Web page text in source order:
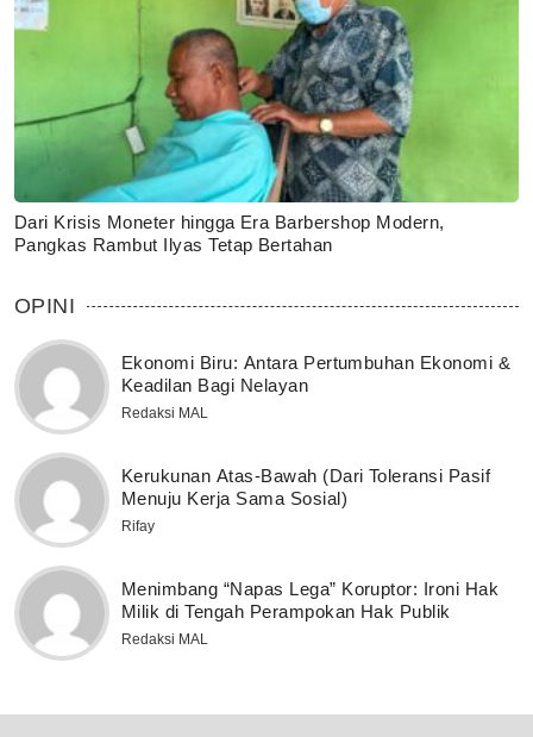
Dari Krisis Moneter hingga Era Barbershop Modern,
Pangkas Rambut Ilyas Tetap Bertahan
OPINI
Ekonomi Biru: Antara Pertumbuhan Ekonomi &
Keadilan Bagi Nelayan
Redaksi MAL
Kerukunan Atas-Bawah (Dari Toleransi Pasif
Menuju Kerja Sama Sosial)
Rifay
Menimbang “Napas Lega” Koruptor: Ironi Hak
Milik di Tengah Perampokan Hak Publik
Redaksi MAL